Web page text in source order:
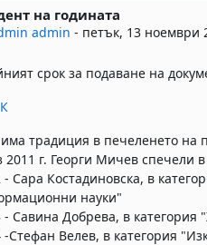
на годината
admin - петък, 13 ноември
of replies: 0
срок за подаване на
традиция в печеленето на
2011 г. Георги Мичев спечели
- Сара Костадиновска, в
науки"
- Савина Добрева, в категория
-Стефан Велев, в категория